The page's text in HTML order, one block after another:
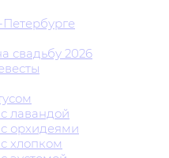
свадьбу 2026
лавандой
орхидеями
хлопком